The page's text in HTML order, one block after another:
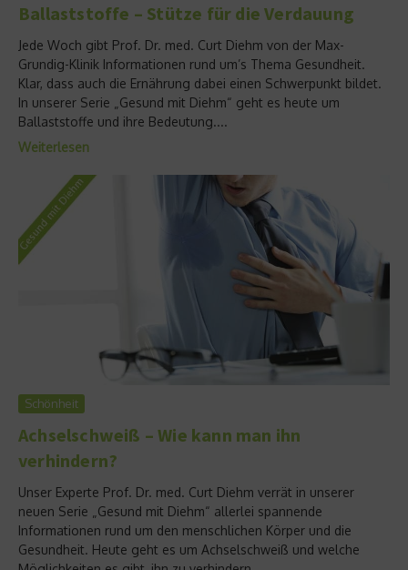
Ballaststoffe – Stütze für die Verdauung
Jede Woch gibt Prof. Dr. med. Curt Diehm von der Max-
Grundig-Klinik Informationen rund um’s Thema Gesundheit.
Klar, dass auch die Ernährung dabei einen Schwerpunkt bildet.
In unserer Serie „Gesund mit Diehm“ geht es heute um
Ballaststoffe und ihre Bedeutung....
Weiterlesen
Schönheit
Achselschweiß – Wie kann man ihn
verhindern?
Unser Experte Prof. Dr. med. Curt Diehm verrät in unserer
neuen Serie „Gesund mit Diehm“ allerlei spannende
Informationen rund um den menschlichen Körper und die
Gesundheit. Heute geht es um Achselschweiß und welche